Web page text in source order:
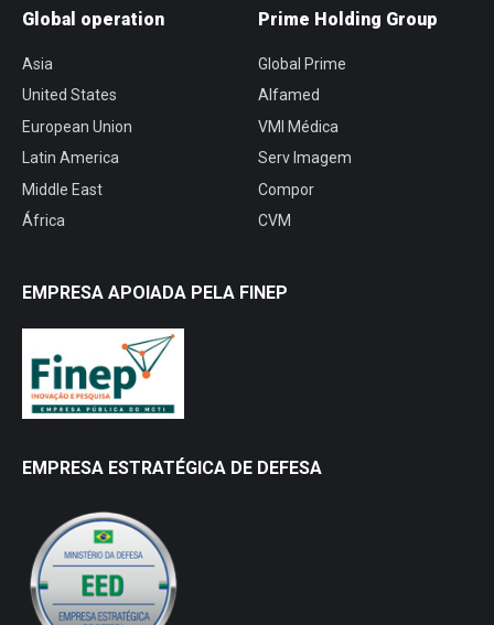
Global operation
Asia
United States
European Union
Latin America
Middle East
África
Prime Holding Group
Global Prime
Alfamed
VMI Médica
Serv Imagem
Compor
CVM
EMPRESA APOIADA PELA FINEP
EMPRESA ESTRATÉGICA DE DEFESA